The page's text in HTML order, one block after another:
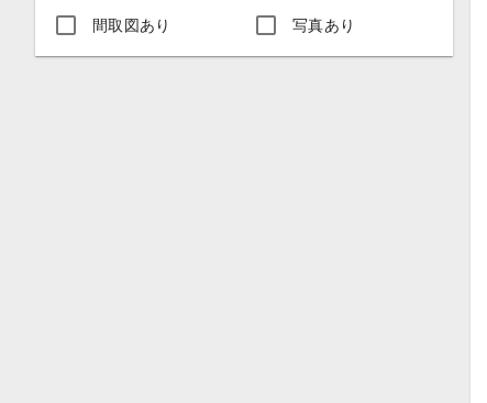
間取図あり 写真あり